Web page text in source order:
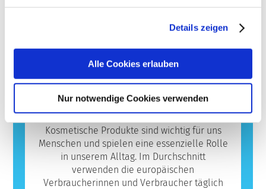
Details zeigen
Alle Cookies erlauben
Nur notwendige Cookies verwenden
Sicherheitsbewertungen der kosmetischen
Unternehmen gesetzlich verpflichtet sind,
decken alle potenziellen Risiken ab,
einschließlich möglicher Störungen des
Sicherheit von Kosmetik-Inhaltsstoffen und -
hergestellt, können eine allergische Reaktion
hervorrufen. Eine allergische Reaktion tritt
auf Stoffe reagiert, die für die meisten
Menschen harmlos sind. Ein Stoff, der eine
allergische Reaktion hervorruft, wird als
Körperpflegeprodukte können Inhaltsstoffe
enthalten, die bei manchen Menschen eine
Allergie auslösen können. Das bedeutet
jedoch nicht, dass das Produkt für andere
Personen nicht sicher ist.
Datenbank
Kosmetische Produkte sind wichtig für uns
Menschen und spielen eine essenzielle Rolle
in unserem Alltag. Im Durchschnitt
verwenden die europäischen
Verbraucherinnen und Verbraucher täglich